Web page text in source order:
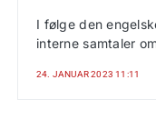
I følge den
interne samtaler
24. JANUAR 2023 11:11